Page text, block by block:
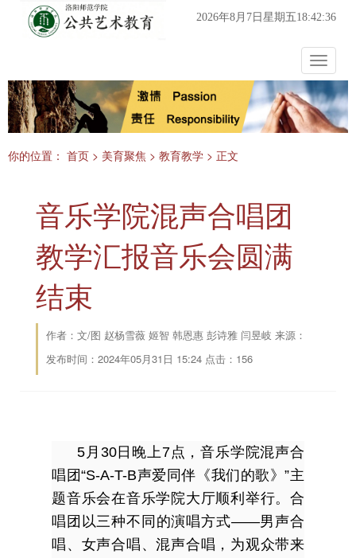
2026年8月7日星期五18:42:36
Toggle
你的位置： 首页 > 美育聚焦 > 教育教学 > 正文
音乐学院混声合唱团
教学汇报音乐会圆满
结束
作者：文/图 赵杨雪薇 姬智 韩恩惠 彭诗雅 闫昱岐 来源：
发布时间：2024年05月31日 15:24 点击： 156
5月30日晚上7点，音乐学院混声合
唱团“S-A-T-B声爱同伴《我们的歌》”主
题音乐会在音乐学院大厅顺利举行。合
唱团以三种不同的演唱方式——男声合
唱、女声合唱、混声合唱，为观众带来